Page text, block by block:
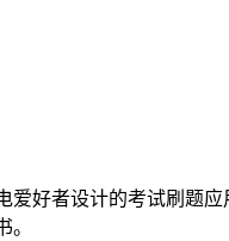
爱好者设计的考试刷题